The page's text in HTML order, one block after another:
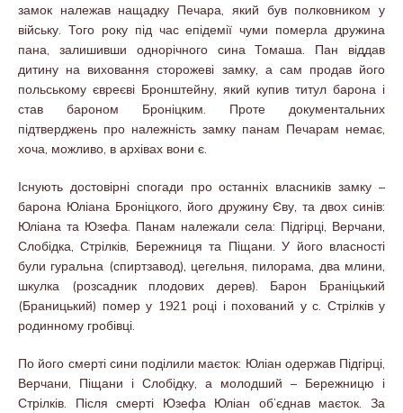
замок належав нащадку Печара, який був полковником у
війську. Того року під час епідемії чуми померла дружина
пана, залишивши однорічного сина Томаша. Пан віддав
дитину на виховання сторожеві замку, а сам продав його
польському євреєві Бронштейну, який купив титул барона і
став бароном Броніцким. Проте документальних
підтверджень про належність замку панам Печарам немає,
хоча, можливо, в архівах вони є.
Існують достовірні спогади про останніх власників замку –
барона Юліана Броніцкого, його дружину Єву, та двох синів:
Юліана та Юзефа. Панам належали села: Підгірці, Верчани,
Слобідка, Стрілків, Бережниця та Піщани. У його власності
були гуральна (спиртзавод), цегельня, пилорама, два млини,
шкулка (розсадник плодових дерев). Барон Браніцький
(Браницький) помер у 1921 році і похований у с. Стрілків у
родинному гробівці.
По його смерті сини поділили маєток: Юліан одержав Підгірці,
Верчани, Піщани і Слобідку, а молодший – Бережницю і
Стрілків. Після смерті Юзефа Юліан об’єднав маєток. За